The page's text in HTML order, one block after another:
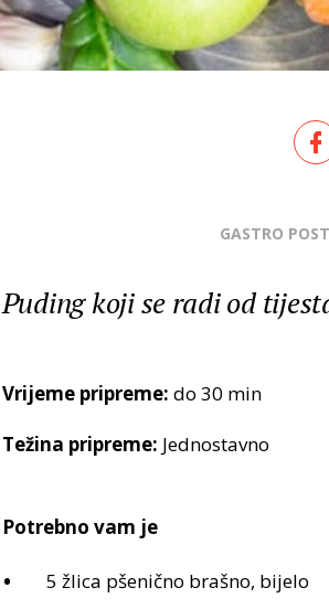
GASTRO
Puding koji se radi od
Vrijeme pripreme: do 30 min
Težina pripreme: Jednostavno
Potrebno vam je
5 žlica pšenično brašno, bijelo